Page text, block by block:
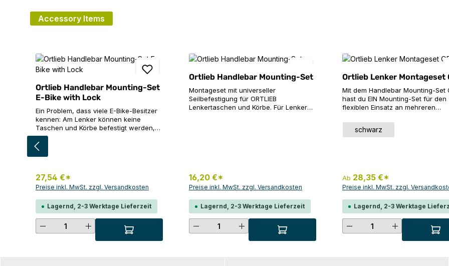
Accessory Items
Ortlieb Handlebar Mounting-Set
E-Bike with Lock
Ein Problem, dass viele E-Bike-Besitzer
kennen: Am Lenker können keine
Taschen und Körbe befestigt werden,
weil sich das E-Bike-Display in der
Lenkermitte befindet. Das ORTLIEB
Montageset E-Bike schafft hier elegant
Adapter wird mit der bewährten
Seilbefestigung am Lenker montiert. So
Anbringen von ORTLIEB Lenkertaschen
und Körben in Kombination mit E-Bike-
Displays und ist bis maximal 5 kg
belastbar. Auch für ein Bosch Nyon
Display geeignet (siehe
27,54 €*
Preise inkl. MwSt. zzgl. Versandkosten
Lagernd, 2-3 Werktage Lieferzeit
Produkt Anzahl: Gib den gewünschten Wert ein oder benutze die
Ortlieb Handlebar Mounting-Set
Montageset mit universeller
Seilbefestigung für ORTLIEB
Lenkertaschen und Körbe. Für Lenker
16,20 €*
Preise inkl. MwSt. zzgl. Versandkosten
Lagernd, 2-3 Werktage Lieferzeit
Produkt Anzahl: Gib den gewünschten
Ortlieb Lenker Montageset
Mit dem Handlebar Mounting-Set
hast du EIN Mounting-Set für den
flexiblen Einsatz an mehreren
Ortlieb Lenkertaschen. Die
und Demontage erfolgt in
Lenker mit bis zu 35 mm
Reflexfolie an der Vorderseite
Carbonrahmen geeignet
Farbeauswählen
schwarz
Ab 28,35 €*
Preise inkl. MwSt. zzgl.
Lagernd, 2-3 Werktage
Produkt Anzahl: